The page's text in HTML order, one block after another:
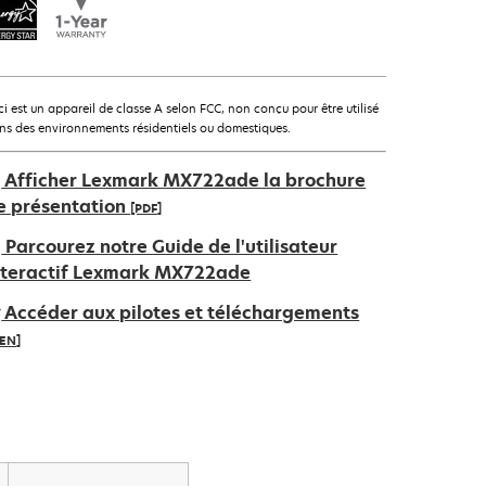
est un appareil de classe A selon FCC, non conçu pour être utilisé
des environnements résidentiels ou domestiques.
Afficher Lexmark MX722ade la brochure
présentation [PDF]
Parcourez notre Guide de l'utilisateur
Lexmark MX722ade
Accéder aux pilotes et téléchargements